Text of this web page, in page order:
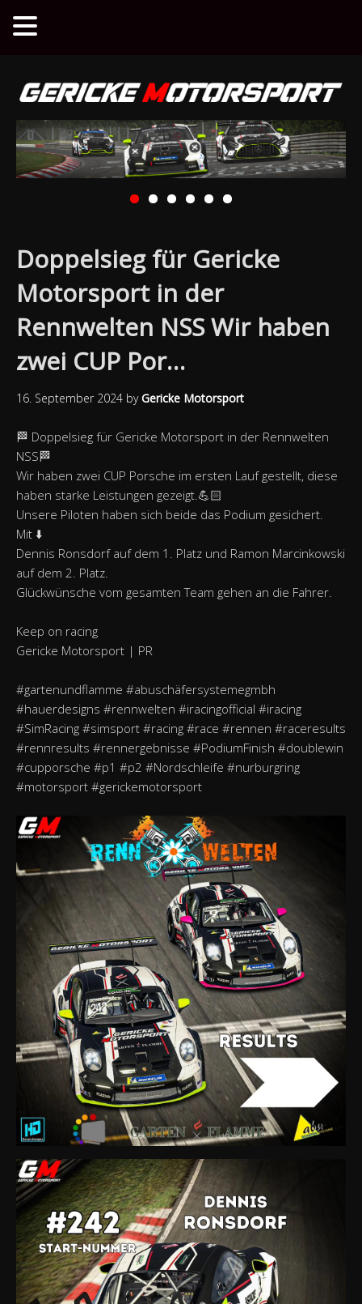
Doppelsieg für Gericke
Motorsport in der
Rennwelten NSS Wir haben
zwei CUP Por…
16. September 2024 byGericke Motorsport
🏁 Doppelsieg für Gericke Motorsport in der Rennwelten
NSS🏁
Wir haben zwei CUP Porsche im ersten Lauf gestellt, diese
haben starke Leistungen gezeigt.💪🏻
Unsere Piloten haben sich beide das Podium gesichert.
Mit ⬇️
Dennis Ronsdorf auf dem 1. Platz und Ramon Marcinkowski
auf dem 2. Platz.
Glückwünsche vom gesamten Team gehen an die Fahrer.
Keep on racing
Gericke Motorsport | PR
#gartenundflamme #abuschäfersystemegmbh
#hauerdesigns #rennwelten #iracingofficial #iracing
#SimRacing #simsport #racing #race #rennen #raceresults
#rennresults #rennergebnisse #PodiumFinish #doublewin
#cupporsche #p1 #p2 #Nordschleife #nurburgring
#motorsport #gerickemotorsport